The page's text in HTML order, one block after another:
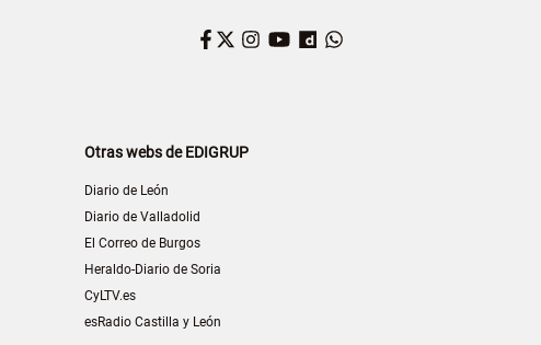
Facebook
Twitter
Instagram
YouTube
Dailymotion
Otras webs de EDIGRUP
Diario de León
Diario de Valladolid
El Correo de Burgos
Heraldo-Diario de Soria
CyLTV.es
esRadio Castilla y León